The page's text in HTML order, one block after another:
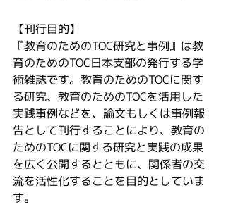
【刊行目的】
『教育のためのTOC研究と事例』は教
育のためのTOC日本支部の発行する学
術雑誌です。教育のためのTOCに関す
る研究、教育のためのTOCを活用した
実践事例などを、論文もしくは事例報
告として刊行することにより、教育の
ためのTOCに関する研究と実践の成果
を広く公開するとともに、関係者の交
流を活性化することを目的としていま
す。